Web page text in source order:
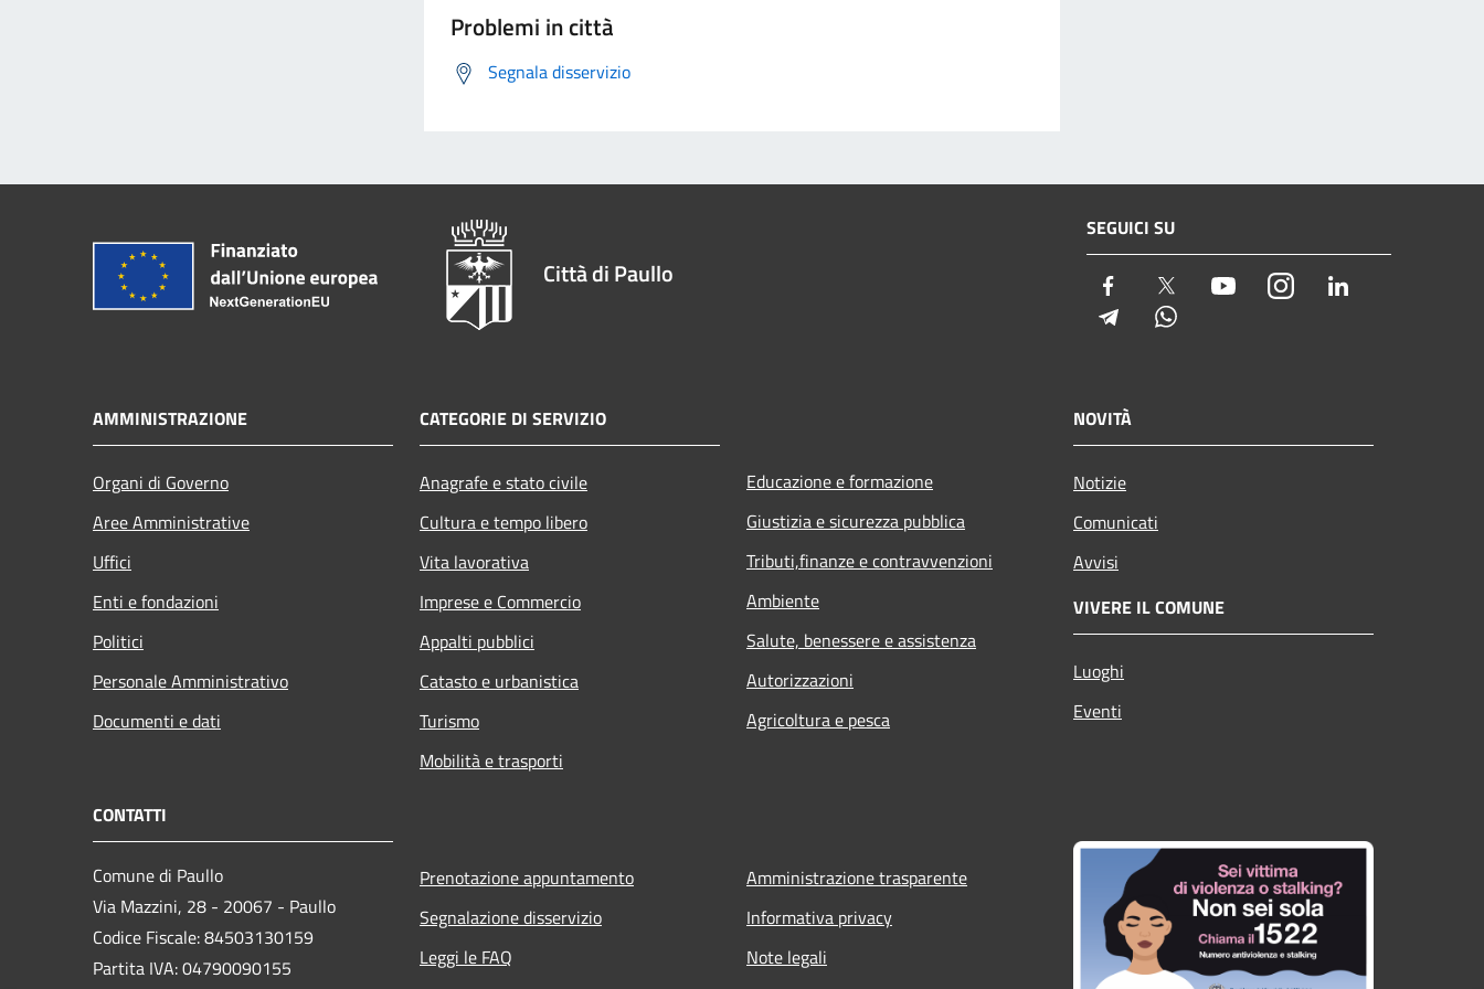
Problemi in città
Segnala disservizio
Città di Paullo
SEGUICI SU
Facebook Twitter YoutubeInstagram
Telegram
AMMINISTRAZIONE
Organi di Governo
Aree Amministrative
Uffici
Enti e fondazioni
Politici
Personale Amministrativo
Documenti e dati
CATEGORIE DI SERVIZIO
Anagrafe e stato civile
Cultura e tempo libero
Vita lavorativa
Imprese e Commercio
Appalti pubblici
Catasto e urbanistica
Turismo
Mobilità e trasporti
Educazione e formazione
Giustizia e sicurezza pubblica
Tributi,finanze e contravvenzioni
Ambiente
Salute, benessere e assistenza
Autorizzazioni
Agricoltura e pesca
NOVITÀ
Notizie
Comunicati
Avvisi
VIVERE IL COMUNE
Luoghi
Eventi
CONTATTI
Comune di Paullo
Via Mazzini, 28 - 20067 - Paullo
Codice Fiscale: 84503130159
Partita IVA: 04790090155
Prenotazione appuntamento
Segnalazione disservizio
Leggi le FAQ
Amministrazione trasparente
Informativa privacy
Note legali